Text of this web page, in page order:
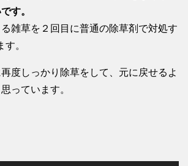
す。
雑草を２回目に普通の除草剤で対処す
。
度しっかり除草をして、元に戻せるよ
っています。